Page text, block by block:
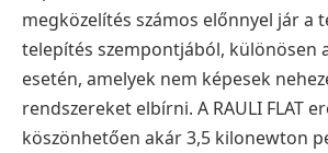
megközelítés számos előnnyel jár a
telepítés szempontjából, különösen
esetén, amelyek nem képesek
rendszereket elbírni. A RAULI FLAT
köszönhetően akár 3,5 kilonewton